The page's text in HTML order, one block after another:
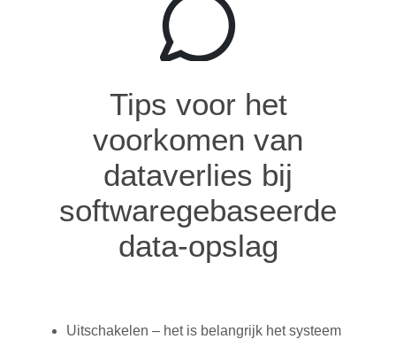
Tips voor het
voorkomen van
dataverlies bij
softwaregebaseerde
data-opslag
Uitschakelen – het is belangrijk het systeem